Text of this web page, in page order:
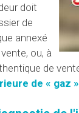
doit
de
annexé
ou, à
de
de « gaz